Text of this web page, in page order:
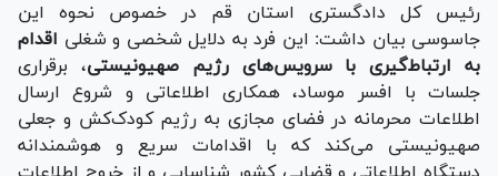
رئیس کل دادگستری استان قم در خصوص نحوه این
جاسوسی بیان داشت: این فرد به دلایل شخصی و شغلی اقدام
به ارتباط‌گیری با سرویس‌های رژیم صهیونیستی، برقراری
جلسات با افسر موساد، همکاری اطلاعاتی و شروع ارسال
اطلاعات محرمانه در فضای مجازی به رژیم کودک‌کش و جعلی
صهیونیستی می‌کند که با اقدامات سریع و هوشمندانه